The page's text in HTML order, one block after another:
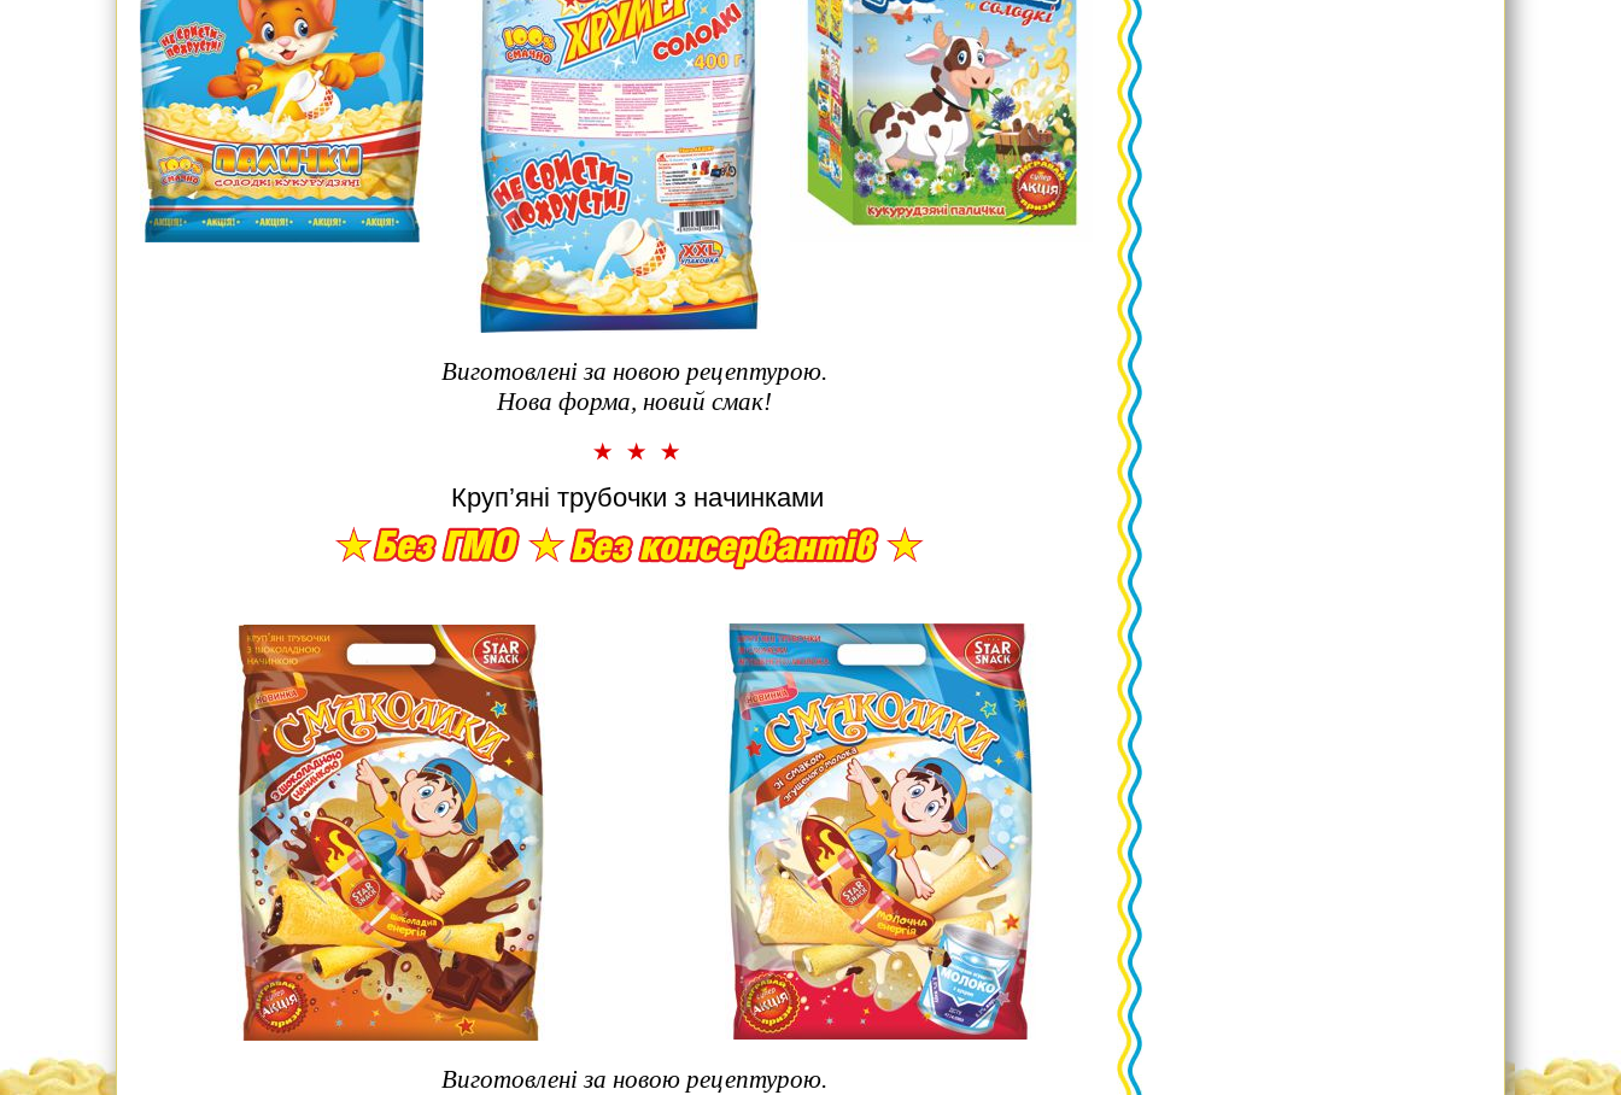
Виготовлені за новою рецептурою.
Нова форма, новий смак!
Круп’яні трубочки з начинками
Виготовлені за новою рецептурою.